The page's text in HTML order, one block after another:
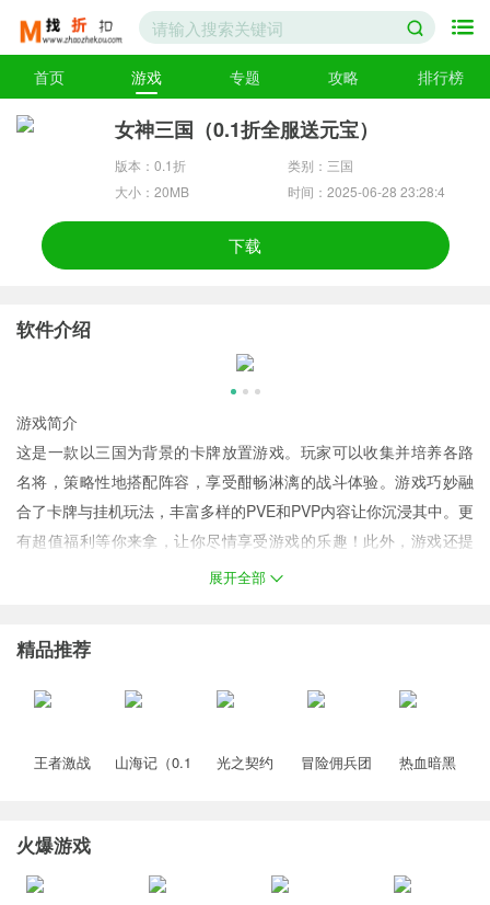
首页 游戏 专题 攻略 排行榜
女神三国（0.1折全服送元宝）
版本：0.1折
类别：三国
大小：20MB
时间：2025-06-28 23:28:4
下载
软件介绍
游戏简介
这是一款以三国为背景的卡牌放置游戏。玩家可以收集并培养各路
名将，策略性地搭配阵容，享受酣畅淋漓的战斗体验。游戏巧妙融
合了卡牌与挂机玩法，丰富多样的PVE和PVP内容让你沉浸其中。更
有超值福利等你来拿，让你尽情享受游戏的乐趣！此外，游戏还提
供了多种活动和任务，让你的每一次冒险都充满惊喜和挑战。快来
游戏福利
2、全服福利，团购送元宝
展开全部
精品推荐
王者激战
山海记（0.1
光之契约
冒险佣兵团
热血暗黑
火爆游戏